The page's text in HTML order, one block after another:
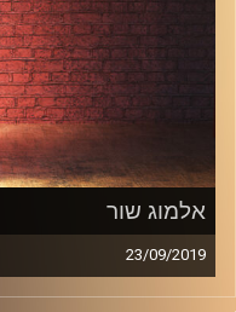
אלמוג שור
23/09/2019
אלמוג שור היא אחת